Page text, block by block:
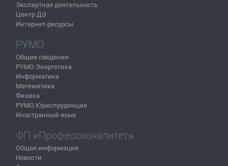
Экспертная деятельность
Центр ДЭ
Интернет-ресурсы
РУМО
Общие сведения
РУМО Энергетика
Информатика
Математика
Физика
РУМО Юриспруденция
Иностранный язык
ФП «Профессионалитет»
Общая информация
Новости